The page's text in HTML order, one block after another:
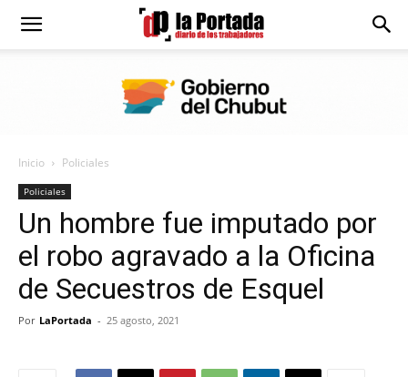
Diario
Portada
Inicio Policiales
Policiales
Un hombre fue imputado por
el robo agravado a la Oficina
de Secuestros de Esquel
Por LaPortada - 25 agosto, 2021